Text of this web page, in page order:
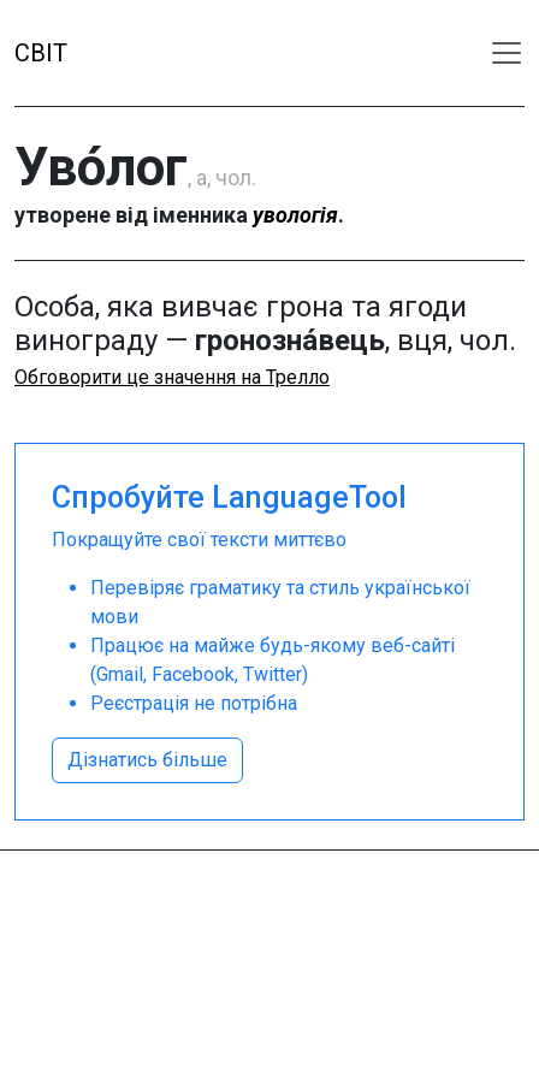
СВІТ
Уво́лог, а, чол.
утворене від іменника увологія.
Особа, яка вивчає грона та ягоди
винограду — гронозна́вець, вця, чол.
Обговорити це значення на Трелло
Спробуйте LanguageTool
Покращуйте свої тексти миттєво
Перевіряє граматику та стиль української
мови
Працює на майже будь-якому веб-сайті
(Gmail, Facebook, Twitter)
Реєстрація не потрібна
Дізнатись більше